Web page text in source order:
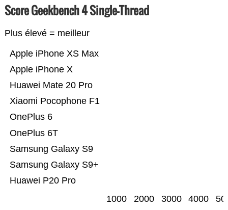
Score Geekbench 4 Single-Thread
Plus élevé = meilleur
Huawei P20 Pro
Samsung Galaxy S9+
Samsung Galaxy S9
OnePlus 6T
OnePlus 6
Xiaomi Pocophone F1
Huawei Mate 20 Pro
Apple iPhone X
Apple iPhone XS Max
1000 2000 3000 4000